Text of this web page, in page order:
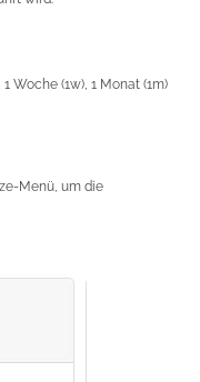
Woche (1w), 1 Monat (1m)
Menü, um die